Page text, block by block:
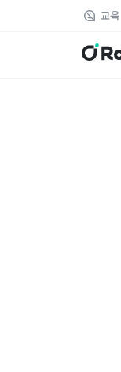
교육
랠릿